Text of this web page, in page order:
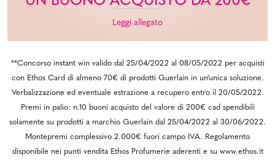
Leggi allegato
**Concorso instant win valido dal 25/04/2022 al 08/05/2022 per acquisti
con Ethos Card di almeno 70€ di prodotti Guerlain in un’unica soluzione.
Verbalizzazione ed eventuale estrazione a recupero entro il 20/05/2022.
Premi in palio: n.10 buoni acquisto del valore di 200€ cad spendibili
solamente su prodotti a marchio Guerlain dal 25/04/2022 al 30/06/2022.
Montepremi complessivo 2.000€ fuori campo IVA. Regolamento
disponibile nei punti vendita Ethos Profumerie aderenti e su www.ethos.it